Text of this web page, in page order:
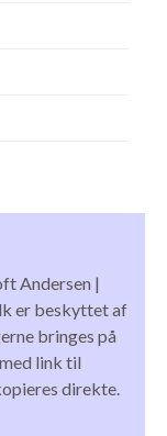
Andersen |
er beskyttet af
bringes på
link til
direkte.